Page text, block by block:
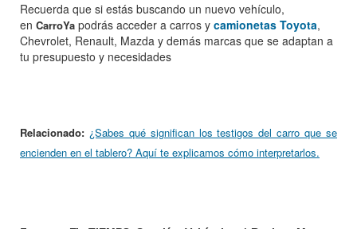
Recuerda que si estás buscando un nuevo vehículo,
en CarroYa podrás acceder a carros y camionetas Toyota,
Chevrolet, Renault, Mazda y demás marcas que se adaptan a
tu presupuesto y necesidades
Relacionado: ¿Sabes qué significan los testigos del carro que se
encienden en el tablero? Aquí te explicamos cómo interpretarlos.